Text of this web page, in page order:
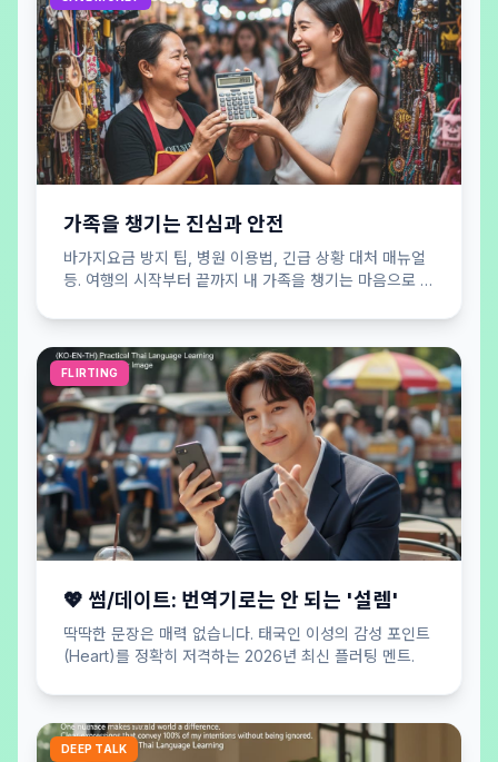
가족을 챙기는 진심과 안전
바가지요금 방지 팁, 병원 이용법, 긴급 상황 대처 매뉴얼
등. 여행의 시작부터 끝까지 내 가족을 챙기는 마음으로 당
FLIRTING
💖 썸/데이트: 번역기로는 안 되는 '설렘'
딱딱한 문장은 매력 없습니다. 태국인 이성의 감성 포인트
(Heart)를 정확히 저격하는 2026년 최신 플러팅 멘트.
DEEP TALK